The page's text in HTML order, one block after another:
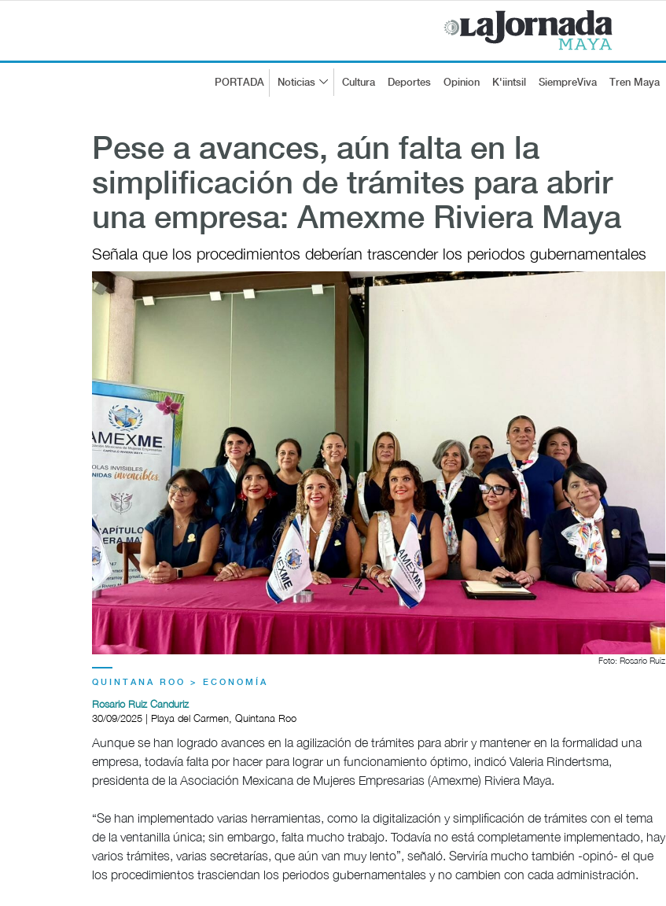
PORTADA Noticias Cultura Deportes Opinion K'iintsil SiempreViva Tren Maya
Pese a avances, aún falta en la
simplificación de trámites para abrir
una empresa: Amexme Riviera Maya
Señala que los procedimientos deberían trascender los periodos gubernamentales
Foto: Rosario Ruiz
QUINTANA ROO > ECONOMÍA
Rosario Ruiz Canduriz
30/09/2025 | Playa del Carmen, Quintana Roo
Aunque se han logrado avances en la agilización de trámites para abrir y mantener en la formalidad una
empresa, todavía falta por hacer para lograr un funcionamiento óptimo, indicó Valeria Rindertsma,
presidenta de la Asociación Mexicana de Mujeres Empresarias (Amexme) Riviera Maya.
“Se han implementado varias herramientas, como la digitalización y simplificación de trámites con el tema
de la ventanilla única; sin embargo, falta mucho trabajo. Todavía no está completamente implementado, hay
varios trámites, varias secretarías, que aún van muy lento”, señaló. Serviría mucho también -opinó- el que
los procedimientos trasciendan los periodos gubernamentales y no cambien con cada administración.